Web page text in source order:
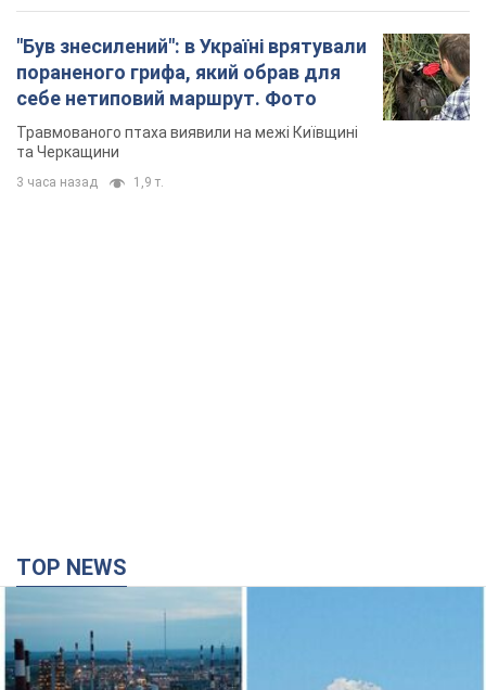
"Був знесилений": в Україні врятували
пораненого грифа, який обрав для
себе нетиповий маршрут. Фото
Травмованого птаха виявили на межі Київщині
та Черкащини
3 часа назад 1,9 т.
TOP NEWS